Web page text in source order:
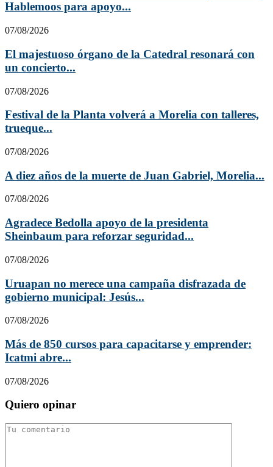
Hablemoos para apoyo...
07/08/2026
El majestuoso órgano de la Catedral resonará con
un concierto...
07/08/2026
Festival de la Planta volverá a Morelia con talleres,
trueque...
07/08/2026
A diez años de la muerte de Juan Gabriel, Morelia...
07/08/2026
Agradece Bedolla apoyo de la presidenta
Sheinbaum para reforzar seguridad...
07/08/2026
Uruapan no merece una campaña disfrazada de
gobierno municipal: Jesús...
07/08/2026
Más de 850 cursos para capacitarse y emprender:
Icatmi abre...
07/08/2026
Quiero opinar